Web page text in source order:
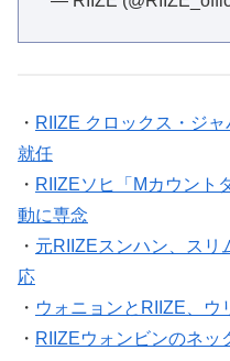
・ RIIZE クロックス・ジ
就任
・ RIIZEソヒ「Mカウント
動に専念
・ 元RIIZEスンハン、スリ
応
・ ウォニョンとRIIZE、ウ
・ RIIZEウォンビンのネッ